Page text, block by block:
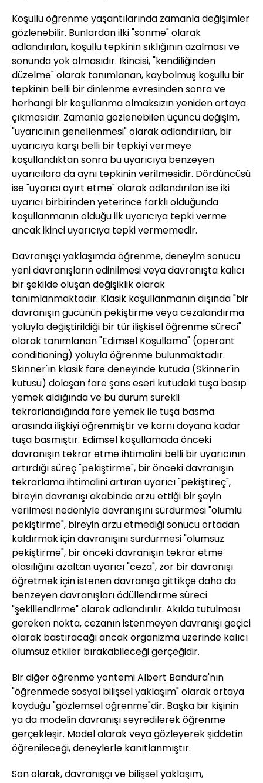
Koşullu öğrenme yaşantılarında zamanla değişimler
gözlenebilir. Bunlardan ilki "sönme" olarak
adlandırılan, koşullu tepkinin sıklığının azalması ve
sonunda yok olmasıdır. İkincisi, "kendiliğinden
düzelme" olarak tanımlanan, kaybolmuş koşullu bir
tepkinin belli bir dinlenme evresinden sonra ve
herhangi bir koşullanma olmaksızın yeniden ortaya
çıkmasıdır. Zamanla gözlenebilen üçüncü değişim,
"uyarıcının genellenmesi" olarak adlandırılan, bir
uyarıcıya karşı belli bir tepkiyi vermeye
koşullandıktan sonra bu uyarıcıya benzeyen
uyarıcılara da aynı tepkinin verilmesidir. Dördüncüsü
ise "uyarıcı ayırt etme" olarak adlandırılan ise iki
uyarıcı birbirinden yeterince farklı olduğunda
koşullanmanın olduğu ilk uyarıcıya tepki verme
ancak ikinci uyarıcıya tepki vermemedir.
Davranışçı yaklaşımda öğrenme, deneyim sonucu
yeni davranışların edinilmesi veya davranışta kalıcı
bir şekilde oluşan değişiklik olarak
tanımlanmaktadır. Klasik koşullanmanın dışında "bir
davranışın gücünün pekiştirme veya cezalandırma
yoluyla değiştirildiği bir tür ilişkisel öğrenme süreci"
olarak tanımlanan "Edimsel Koşullama" (operant
conditioning) yoluyla öğrenme bulunmaktadır.
Skinner'ın klasik fare deneyinde kutuda (Skinner'in
kutusu) dolaşan fare şans eseri kutudaki tuşa basıp
yemek aldığında ve bu durum sürekli
tekrarlandığında fare yemek ile tuşa basma
arasında ilişkiyi öğrenmiştir ve karnı doyana kadar
tuşa basmıştır. Edimsel koşullamada önceki
davranışın tekrar etme ihtimalini belli bir uyarıcının
artırdığı süreç "pekiştirme", bir önceki davranışın
tekrarlama ihtimalini artıran uyarıcı "pekiştireç",
bireyin davranışı akabinde arzu ettiği bir şeyin
verilmesi nedeniyle davranışını sürdürmesi "olumlu
pekiştirme", bireyin arzu etmediği sonucu ortadan
kaldırmak için davranışını sürdürmesi "olumsuz
pekiştirme", bir önceki davranışın tekrar etme
olasılığını azaltan uyarıcı "ceza", zor bir davranışı
öğretmek için istenen davranışa gittikçe daha da
benzeyen davranışları ödüllendirme süreci
"şekillendirme" olarak adlandırılır. Akılda tutulması
gereken nokta, cezanın istenmeyen davranışı geçici
olarak bastıracağı ancak organizma üzerinde kalıcı
olumsuz etkiler bırakabileceği gerçeğidir.
Bir diğer öğrenme yöntemi Albert Bandura'nın
"öğrenmede sosyal bilişsel yaklaşım" olarak ortaya
koyduğu "gözlemsel öğrenme"dir. Başka bir kişinin
ya da modelin davranışı seyredilerek öğrenme
gerçekleşir. Model alarak veya gözleyerek şiddetin
öğrenileceği, deneylerle kanıtlanmıştır.
Son olarak, davranışçı ve bilişsel yaklaşım,